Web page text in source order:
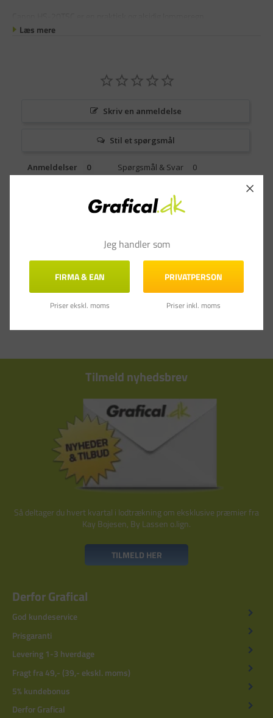
Læs mere
Skriv en anmeldelse
Stil et spørgsmål
Anmeldelser Spørgsmål & Svar
Tilmeld nyhedsbrev
Så deltager du hvert kvartal i lodtrækning om eksklusive præmier fra
Kay Bojesen, By Lassen o.lign.
TILMELD HER
Derfor Grafical
God kundeservice
Prisgaranti
Levering 1-3 hverdage
Fragt fra 49,- (39,- ekskl. moms)
5% kundebonus
Derfor Grafical
Jeg handler som
FIRMA & EAN
Priser ekskl. moms
PRIVATPERSON
Priser inkl. moms